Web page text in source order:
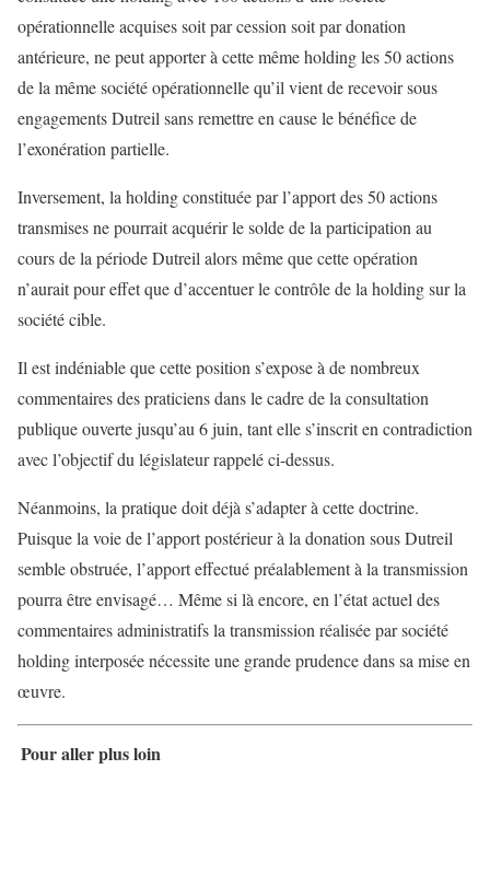
opérationnelle acquises soit par cession soit par donation
antérieure, ne peut apporter à cette même holding les 50 actions
de la même société opérationnelle qu’il vient de recevoir sous
engagements Dutreil sans remettre en cause le bénéfice de
l’exonération partielle.
Inversement, la holding constituée par l’apport des 50 actions
transmises ne pourrait acquérir le solde de la participation au
cours de la période Dutreil alors même que cette opération
n’aurait pour effet que d’accentuer le contrôle de la holding sur la
société cible.
Il est indéniable que cette position s’expose à de nombreux
commentaires des praticiens dans le cadre de la consultation
publique ouverte jusqu’au 6 juin, tant elle s’inscrit en contradiction
avec l’objectif du législateur rappelé ci-dessus.
Néanmoins, la pratique doit déjà s’adapter à cette doctrine.
Puisque la voie de l’apport postérieur à la donation sous Dutreil
semble obstruée, l’apport effectué préalablement à la transmission
pourra être envisagé… Même si là encore, en l’état actuel des
commentaires administratifs la transmission réalisée par société
holding interposée nécessite une grande prudence dans sa mise en
œuvre.
Pour aller plus loin